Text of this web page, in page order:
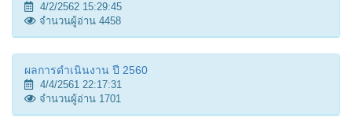
4/2/2562 15:29:45
จำนวนผู้อ่าน 4458
ผลการดำเนินงาน ปี 2560
4/4/2561 22:17:31
จำนวนผู้อ่าน 1701